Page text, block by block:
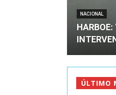
NACIONAL
HARBOE:
ÚLTIMO